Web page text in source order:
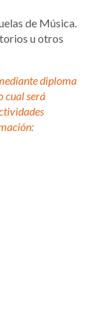
de Música.
u otros
diploma
cual será